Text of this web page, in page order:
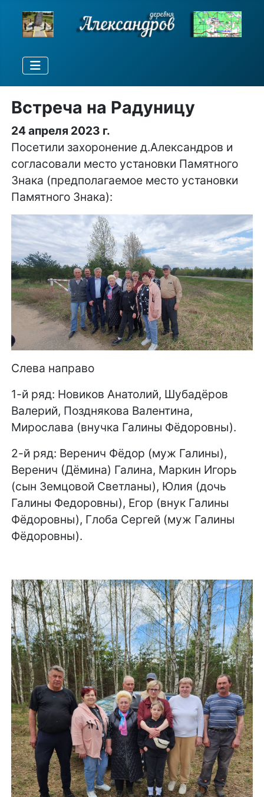
Встреча на Радуницу
24 апреля 2023 г.
Посетили захоронение д.Александров и
согласовали место установки Памятного
Знака (предполагаемое место установки
Памятного Знака):
Слева направо
1-й ряд: Новиков Анатолий, Шубадёров
Валерий, Позднякова Валентина,
Мирослава (внучка Галины Фёдоровны).
2-й ряд: Веренич Фёдор (муж Галины),
Веренич (Дёмина) Галина, Маркин Игорь
(сын Земцовой Светланы), Юлия (дочь
Галины Федоровны), Егор (внук Галины
Фёдоровны), Глоба Сергей (муж Галины
Фёдоровны).